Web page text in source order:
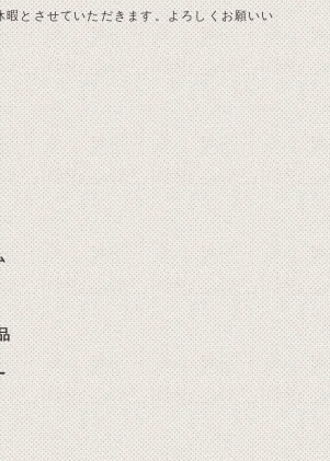
とさせていただきます。よろしくお願いい